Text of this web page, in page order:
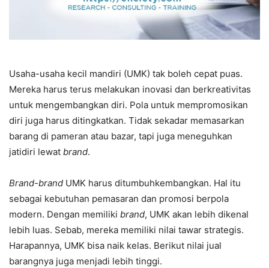
Usaha-usaha kecil mandiri (UMK) tak boleh cepat puas.
Mereka harus terus melakukan inovasi dan berkreativitas
untuk mengembangkan diri. Pola untuk mempromosikan
diri juga harus ditingkatkan. Tidak sekadar memasarkan
barang di pameran atau bazar, tapi juga meneguhkan
jatidiri lewat brand.
Brand-brand UMK harus ditumbuhkembangkan. Hal itu
sebagai kebutuhan pemasaran dan promosi berpola
modern. Dengan memiliki brand, UMK akan lebih dikenal
lebih luas. Sebab, mereka memiliki nilai tawar strategis.
Harapannya, UMK bisa naik kelas. Berikut nilai jual
barangnya juga menjadi lebih tinggi.